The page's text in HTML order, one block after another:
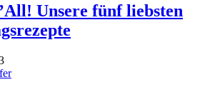
Unsere fünf liebsten